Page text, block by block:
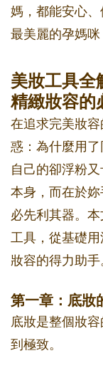
媽，都能安心、
最美麗的孕媽咪
美妝工具全
精緻妝容的
在追求完美妝
惑：為什麼用了
自己的卻浮粉
本身，而在於妳
必先利其器。
工具，從基礎
妝容的得力助手
第一章：底
底妝是整個妝
到極致。